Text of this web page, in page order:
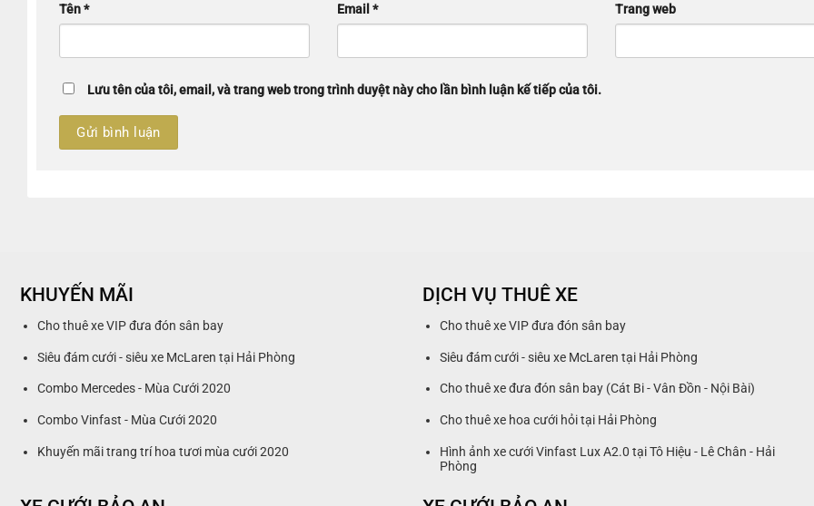
Tên* Email * Trang web
Lưu tên của tôi, email, và trang web trong trình duyệt này cho lần bình luận kế tiếp của tôi.
KHUYẾN MÃI
Cho thuê xe VIP đưa đón sân bay
Siêu đám cưới - siêu xe McLaren tại Hải Phòng
Combo Mercedes - Mùa Cưới 2020
Combo Vinfast - Mùa Cưới 2020
Khuyến mãi trang trí hoa tươi mùa cưới 2020
DỊCH VỤ THUÊ XE
Cho thuê xe VIP đưa đón sân bay
Siêu đám cưới - siêu xe McLaren tại Hải Phòng
Cho thuê xe đưa đón sân bay (Cát Bi - Vân Đồn - Nội Bài)
Cho thuê xe hoa cưới hỏi tại Hải Phòng
Hình ảnh xe cưới Vinfast Lux A2.0 tại Tô Hiệu - Lê Chân - Hải
Phòng